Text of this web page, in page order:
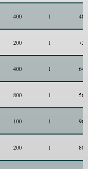
400 1 48
200 1 72
400 1 64
800 1 56
100 1 96
200 1 80